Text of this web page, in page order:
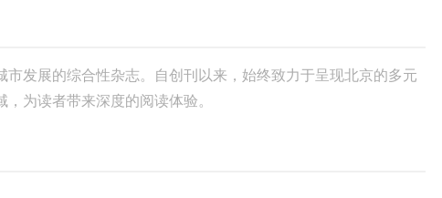
市发展的综合性杂志。自创刊以来，始终致力于呈现北京的多元
为读者带来深度的阅读体验。